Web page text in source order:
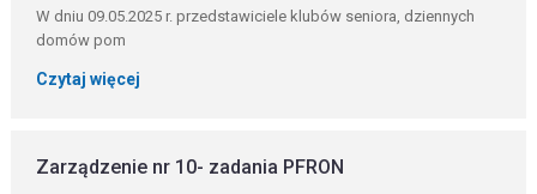
W dniu 09.05.2025 r. przedstawiciele klubów seniora, dziennych
domów pom
Czytaj więcej
Zarządzenie nr 10- zadania PFRON